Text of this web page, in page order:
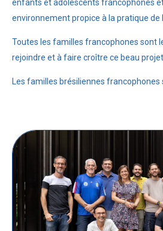
enfants et adolescents francophones
environnement propice à la pratique de
Toutes les familles francophones sont
rejoindre et à faire croître ce beau
Les familles brésiliennes francophones